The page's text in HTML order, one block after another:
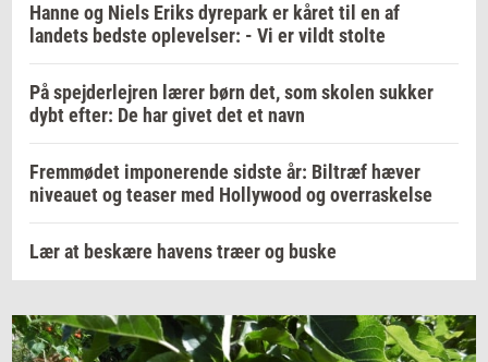
Hanne og Niels Eriks dyrepark er kåret til en af
landets bedste oplevelser: - Vi er vildt stolte
På spejderlejren lærer børn det, som skolen sukker
dybt efter: De har givet det et navn
Fremmødet imponerende sidste år: Biltræf hæver
niveauet og teaser med Hollywood og overraskelse
Lær at beskære havens træer og buske